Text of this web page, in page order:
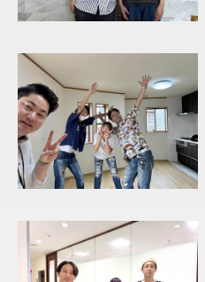
ログイン
お気に入り物件一覧
サイトマップ